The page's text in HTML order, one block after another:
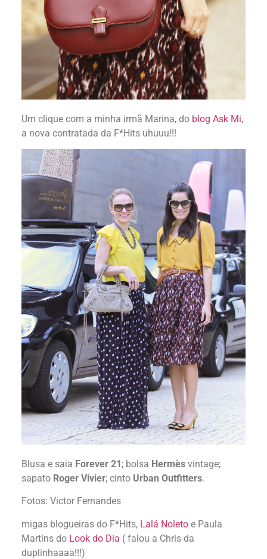
Um clique com a minha irmã Marina, do blog Ask Mi,
a nova contratada da F*Hits uhuuu!!!
Blusa e saia Forever 21; bolsa Hermès vintage;
sapato Roger Vivier; cinto Urban Outfitters.
Fotos: Victor Fernandes
migas blogueiras do F*Hits, Lalá Noleto e Paula
Martins do Look do Dia ( falou a Chris da
duplinhaaaa!!!)